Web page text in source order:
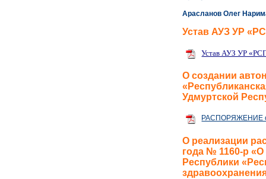
Арасланов Олег
Устав АУЗ УР
Устав АУЗ УР
О создании
Удмуртской
РАСПОРЯЖЕНИЕ
О реализации
года № 1160-р
Республики